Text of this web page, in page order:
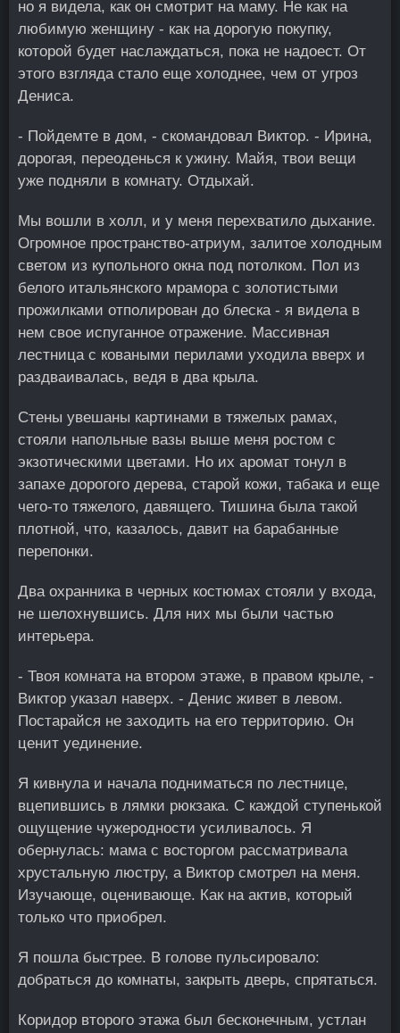
но я видела, как он смотрит на маму. Не как на
любимую женщину - как на дорогую покупку,
которой будет наслаждаться, пока не надоест. От
этого взгляда стало еще холоднее, чем от угроз
Дениса.
- Пойдемте в дом, - скомандовал Виктор. - Ирина,
дорогая, переоденься к ужину. Майя, твои вещи
уже подняли в комнату. Отдыхай.
Мы вошли в холл, и у меня перехватило дыхание.
Огромное пространство-атриум, залитое холодным
светом из купольного окна под потолком. Пол из
белого итальянского мрамора с золотистыми
прожилками отполирован до блеска - я видела в
нем свое испуганное отражение. Массивная
лестница с коваными перилами уходила вверх и
раздваивалась, ведя в два крыла.
Стены увешаны картинами в тяжелых рамах,
стояли напольные вазы выше меня ростом с
экзотическими цветами. Но их аромат тонул в
запахе дорогого дерева, старой кожи, табака и еще
чего-то тяжелого, давящего. Тишина была такой
плотной, что, казалось, давит на барабанные
перепонки.
Два охранника в черных костюмах стояли у входа,
не шелохнувшись. Для них мы были частью
интерьера.
- Твоя комната на втором этаже, в правом крыле, -
Виктор указал наверх. - Денис живет в левом.
Постарайся не заходить на его территорию. Он
ценит уединение.
Я кивнула и начала подниматься по лестнице,
вцепившись в лямки рюкзака. С каждой ступенькой
ощущение чужеродности усиливалось. Я
обернулась: мама с восторгом рассматривала
хрустальную люстру, а Виктор смотрел на меня.
Изучающе, оценивающе. Как на актив, который
только что приобрел.
Я пошла быстрее. В голове пульсировало:
добраться до комнаты, закрыть дверь, спрятаться.
Коридор второго этажа был бесконечным, устлан